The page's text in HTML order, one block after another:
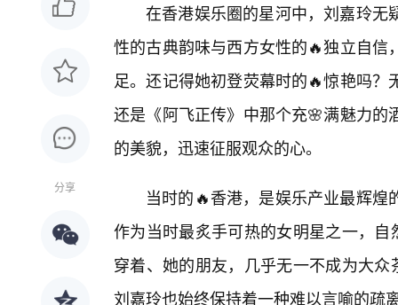
分享
在香港娱乐圈的星河中，刘嘉玲无
性的古典韵味与西方女性的🔥独立自
足。还记得她初登荧幕时的🔥惊艳吗
还是《阿飞正传》中那个充🌸满魅力
的美貌，迅速征服观众的心。
当时的🔥香港，是娱乐产业最辉
作为当时最炙手可热的女明星之一，
穿着、她的朋友，几乎无一不成为大
刘嘉玲也始终保持着一种难以言喻的疏